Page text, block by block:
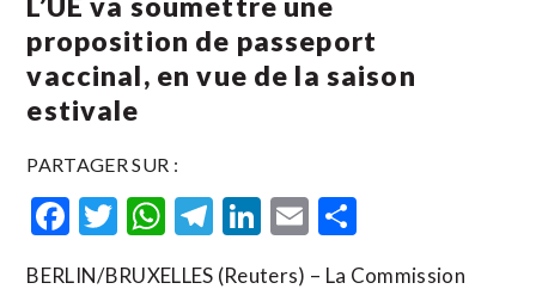
proposition de passeport
vaccinal, en vue de la saison
estivale
PARTAGER SUR :
Facebook
Twitter
WhatsApp
Telegram
LinkedIn
Email
BERLIN/BRUXELLES (Reuters) – La Commission